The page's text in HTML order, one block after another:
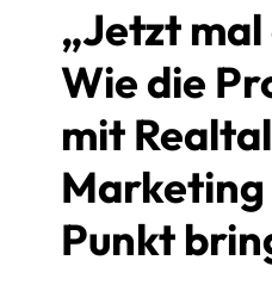
„Jetzt
Wie die
mit
Punkt